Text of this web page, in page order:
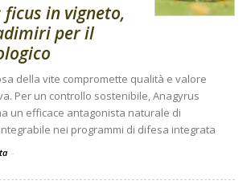
ficus in vigneto,
per il
della vite compromette qualità e valore
Per un controllo sostenibile, Anagyrus
un efficace antagonista naturale di
nei programmi di difesa integrata
-